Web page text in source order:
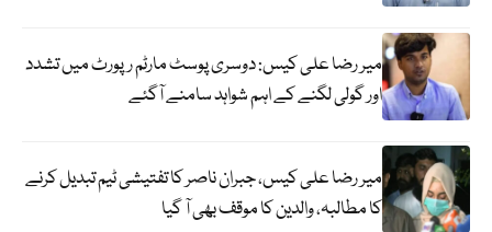
میر رضا علی کیس: دوسری پوسٹ مارٹم رپورٹ میں تشدد
اور گولی لگنے کے اہم شواہد سامنے آگئے
میر رضا علی کیس، جبران ناصر کا تفتیشی ٹیم تبدیل کرنے
کا مطالبہ، والدین کا موقف بھی آ گیا